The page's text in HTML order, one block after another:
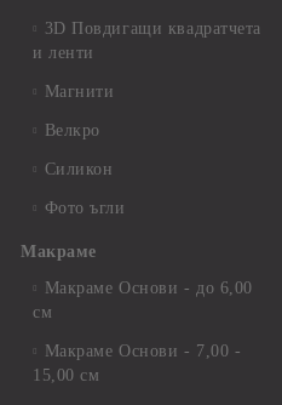
3D Повдигащи квадратчета
и ленти
Магнити
Велкро
Силикон
Фото ъгли
Макраме
Макраме Основи - до 6,00
см
Макраме Основи - 7,00 -
15,00 см